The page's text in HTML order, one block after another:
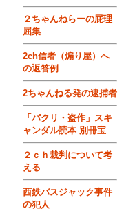
２ちゃんねらーの屁理
屈集
2ch信者（煽り屋）へ
の返答例
2ちゃんねる発の逮捕者
「パクリ・盗作」スキ
ャンダル読本 別冊宝
２ｃｈ裁判について考
える
西鉄バスジャック事件
の犯人